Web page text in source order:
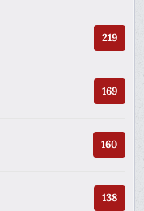
219
169
160
138